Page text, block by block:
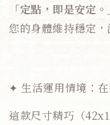
「定點，即是安定。
您的身體維持穩定，
✦ 生活運用情境：
這款尺寸精巧（